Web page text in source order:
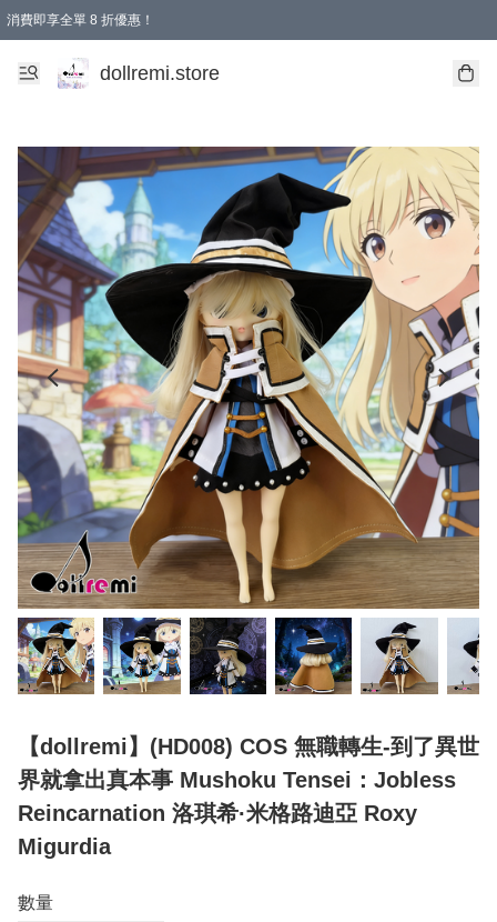
消費即享全單 8 折優惠！
購物滿 HKD 1500.00即享免運費優惠！（適用於 本地送貨、本地取貨、國際送貨 )
dollremi.store
【dollremi】(HD008) COS 無職轉生-到了異世
界就拿出真本事 Mushoku Tensei：Jobless
Reincarnation 洛琪希·米格路迪亞 Roxy
Migurdia
數量